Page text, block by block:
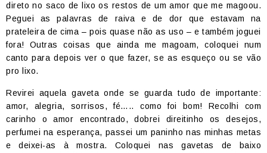
direto no saco de lixo os restos de um amor que me magoou.
Peguei as palavras de raiva e de dor que estavam na
prateleira de cima – pois quase não as uso – e também joguei
fora! Outras coisas que ainda me magoam, coloquei num
canto para depois ver o que fazer, se as esqueço ou se vão
pro lixo.
Revirei aquela gaveta onde se guarda tudo de importante:
amor, alegria, sorrisos, fé….. como foi bom! Recolhi com
carinho o amor encontrado, dobrei direitinho os desejos,
perfumei na esperança, passei um paninho nas minhas metas
e deixei-as à mostra. Coloquei nas gavetas de baixo